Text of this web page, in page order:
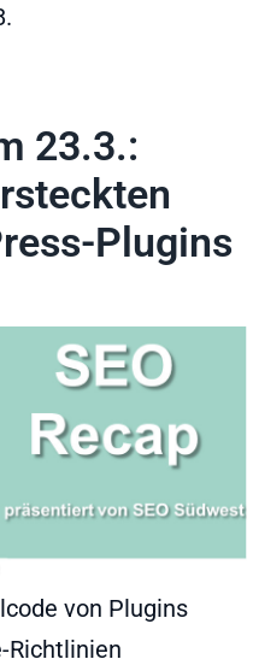
.
23.3.:
Plugins
von Plugins
Richtlinien